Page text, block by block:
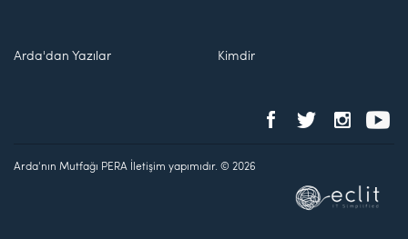
Arda'dan Yazılar Kimdir
Arda'nın Mutfağı PERA İletişim yapımıdır. © 2026